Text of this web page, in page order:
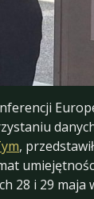
,
28 i 29 maja